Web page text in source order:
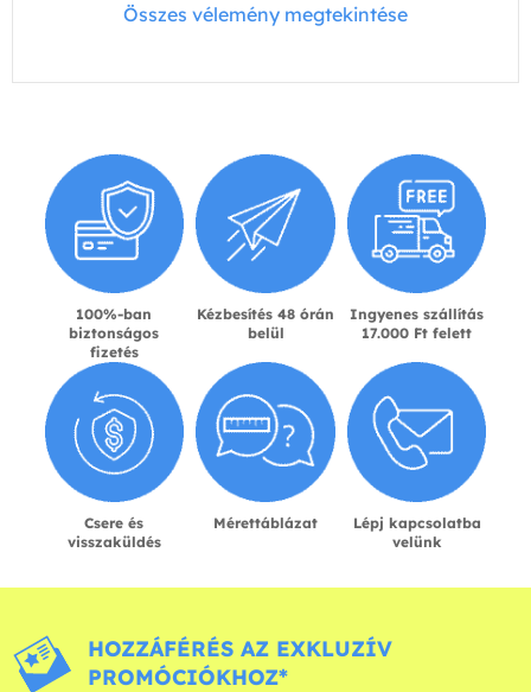
Összes vélemény megtekintése
100%-ban
biztonságos
fizetés
Kézbesítés 48 órán
belül
Ingyenes szállítás
17.000 Ft felett
Csere és
visszaküldés
Mérettáblázat
Lépj kapcsolatba
velünk
HOZZÁFÉRÉS AZ EXKLUZÍV
PROMÓCIÓKHOZ*